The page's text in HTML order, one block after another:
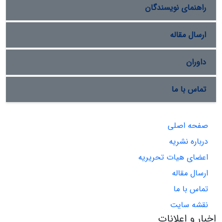
راهنمای نویسندگان
ارسال مقاله
داوران
تماس با ما
صفحه اصلی
درباره نشریه
اعضای هیات تحریریه
ارسال مقاله
تماس با ما
نقشه سایت